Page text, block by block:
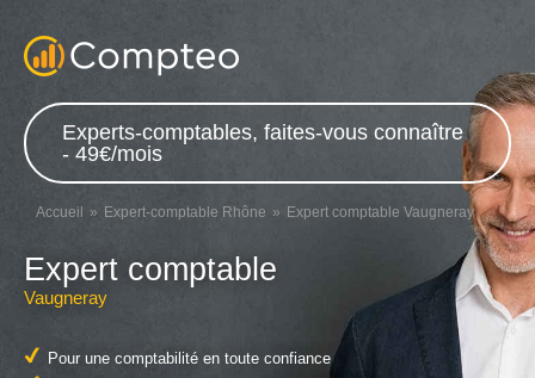
Experts-comptables, faites-vous connaître
- 49€/mois
Accueil Expert-comptable Rhône Expert comptable Vaugneray
Expert comptable
Vaugneray
Pour une comptabilité en toute confiance